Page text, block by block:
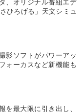
ひろげる」天文シミュ
影ソフトがパワーアッ
ォーカスなど新機能も
を最大限に引き出し、